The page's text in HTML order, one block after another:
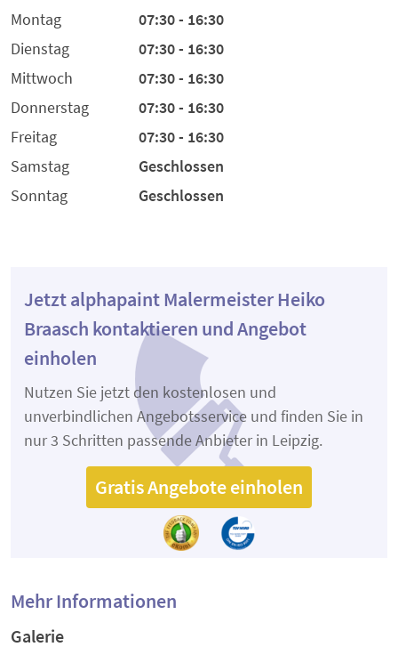
Montag
07:30 - 16:30
Dienstag
07:30 - 16:30
Mittwoch
07:30 - 16:30
Donnerstag
07:30 - 16:30
Freitag
07:30 - 16:30
Samstag
Geschlossen
Sonntag
Geschlossen
Jetzt alphapaint Malermeister Heiko
Braasch kontaktieren und Angebot
einholen
Nutzen Sie jetzt den kostenlosen und
unverbindlichen Angebotsservice und finden Sie in
nur 3 Schritten passende Anbieter in Leipzig.
Gratis Angebote einholen
Mehr Informationen
Galerie